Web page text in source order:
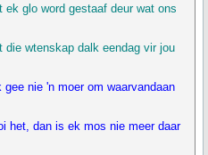
glo word gestaaf deur wat ons
wtenskap dalk eendag vir jou
nie 'n moer om waarvandaan
het, dan is ek mos nie meer daar